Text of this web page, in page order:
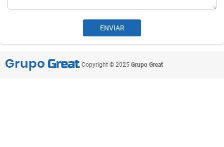
Copyright © 2025 Grupo Great